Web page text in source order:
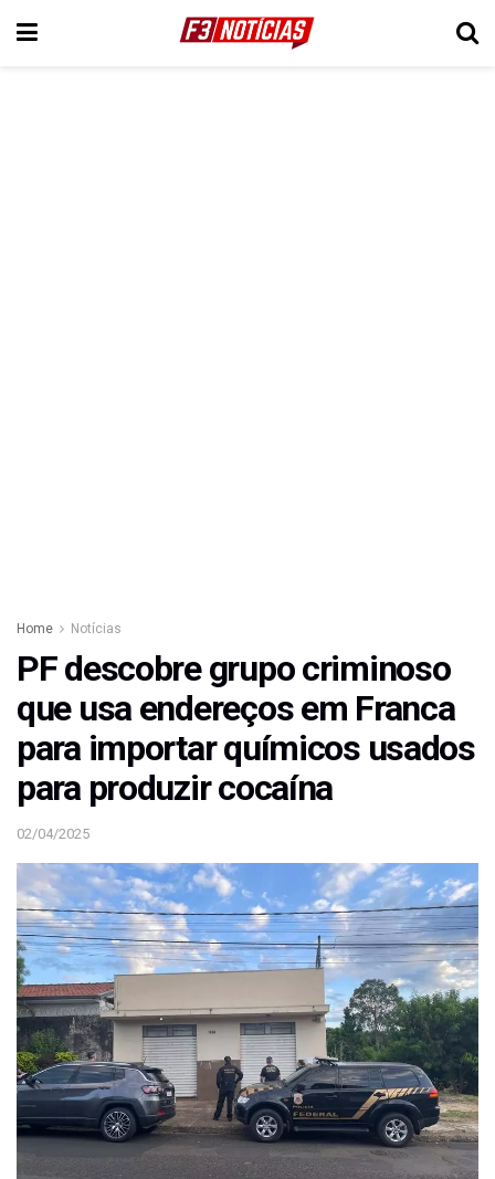
Home Notícias
PF descobre grupo criminoso
que usa endereços em Franca
para importar químicos usados
para produzir cocaína
02/04/2025